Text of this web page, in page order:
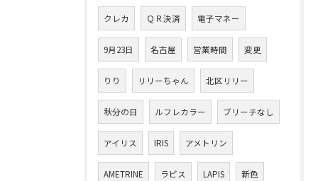
クレカ ＱＲ決済 電子マネー
9月23日 名古屋 営業時間 変更
りり リリーちゃん 北区リリー
秋分の日 ルフレカラー ブリーチなし
アイリス IRIS アメトリン
AMETRINE ラピス LAPIS 新色